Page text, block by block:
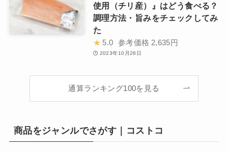
使用（チリ産）』はどう食べる？
調理方法・旨みをチェックしてみ
た
★ 5.0 参考価格 2,635円
2023年10月28日
通算ランキング100を見る
商品をジャンルでさがす｜コストコ